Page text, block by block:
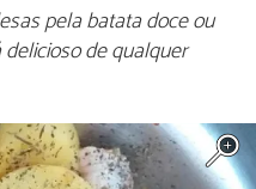
pela batata doce ou
de qualquer